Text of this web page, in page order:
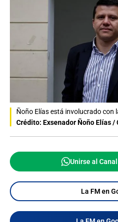
Ñoño Elías está involucrado con
Crédito: Exsenador Ñoño Elías /
Unirse al
La FM en